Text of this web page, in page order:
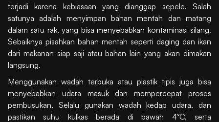
terjadi karena kebiasaan yang dianggap sepele. Salah
satunya adalah menyimpan bahan mentah dan matang
dalam satu rak, yang bisa menyebabkan kontaminasi silang.
Sebaiknya pisahkan bahan mentah seperti daging dan ikan
dari makanan siap saji atau bahan lain yang akan dimakan
langsung.
Menggunakan wadah terbuka atau plastik tipis juga bisa
menyebabkan udara masuk dan mempercepat proses
pembusukan. Selalu gunakan wadah kedap udara, dan
pastikan suhu kulkas berada di bawah 4°C, serta